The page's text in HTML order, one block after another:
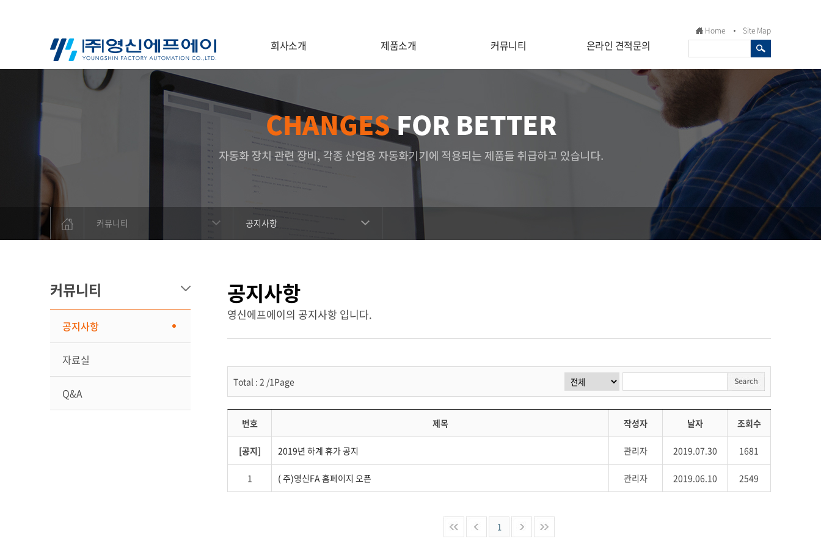
회사소개 제품소개 커뮤니티 온라인 견적문의
Home Site Map
커뮤니티 공지사항
커뮤니티
공지사항
자료실
Q&A
공지사항
영신에프에이의 공지사항 입니다.
Total : 2 /1Page
기타자료
번호 제목 작성자 날자 조회수
[공지] 2019년 하계 휴가 공지 관리자 2019.07.30 1681
1 ( 주)영신FA 홈페이지 오픈 관리자 2019.06.10 2549
1